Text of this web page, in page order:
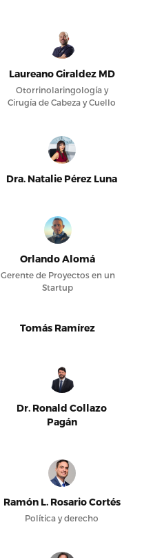
Laureano Giraldez MD
Otorrinolaringología y
Cirugía de Cabeza y Cuello
Dra. Natalie Pérez Luna
Orlando Alomá
Gerente de Proyectos en un
Startup
Tomás Ramírez
Dr. Ronald Collazo
Pagán
Ramón L. Rosario Cortés
Política y derecho